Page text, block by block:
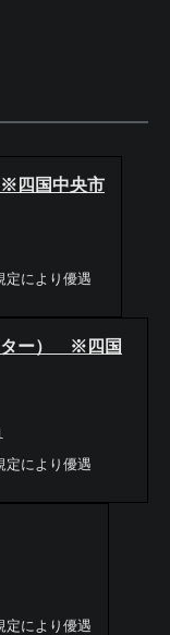
※四国中央市
定により優遇
ター） ※四国
定により優遇
定により優遇